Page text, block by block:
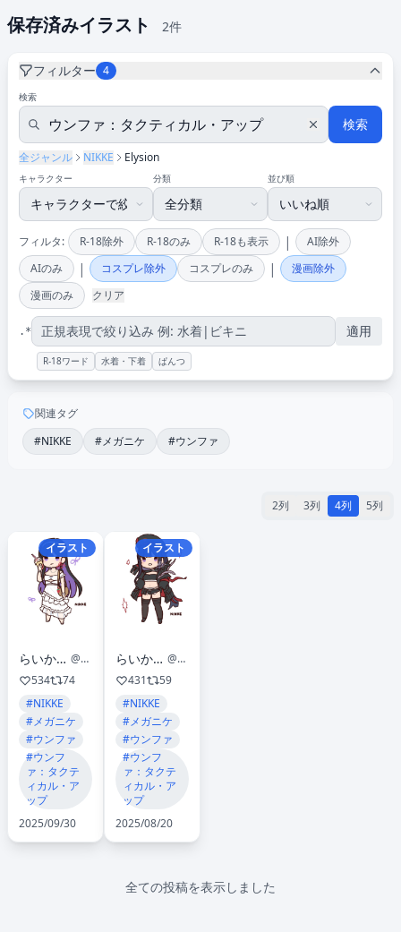
保存済みイラスト 2件
フィルター 4
検索
検索
全ジャンル NIKKE Elysion
キャラクター 分類 並び順
フィルタ: R-18除外 R-18のみ R-18も表示 |
AI除外
AIのみ
| コスプレ除外 コスプレのみ |
漫画除外
漫画のみ
クリア
.* 適用
R-18ワード 水着・下着 ぱんつ
関連タグ
#NIKKE
#メガニケ #ウンファ
2列 3列 4列 5列
イラスト
らいか🎨ミニキャラ描きます
@raikaoekaki
534
74
#NIKKE
#メガニケ
#ウンファ
#ウンフ
ァ：タクテ
ィカル・ア
ップ
2025/09/30
イラスト
らいか🎨ミニキャラ描きます
@raikaoekaki
431
59
#NIKKE
#メガニケ
#ウンファ
#ウンフ
ァ：タクテ
ィカル・ア
ップ
2025/08/20
全ての投稿を表示しました